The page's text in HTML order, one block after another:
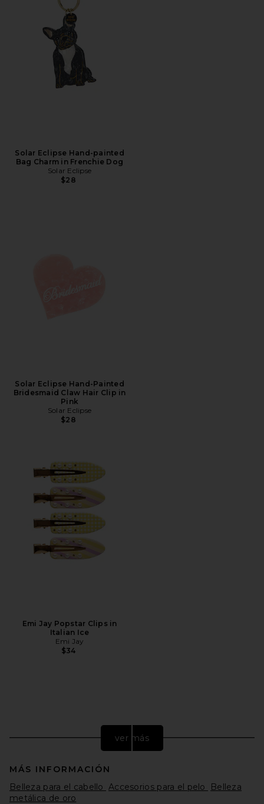
Solar Eclipse Hand-painted
Bag Charm in Frenchie Dog
Solar Eclipse
$28
Solar Eclipse Hand-Painted
Bridesmaid Claw Hair Clip in
Pink
Solar Eclipse
$28
Emi Jay Popstar Clips in
Italian Ice
Emi Jay
$34
ver más
MÁS INFORMACIÓN
Belleza para el cabello Accesorios para el pelo
Belleza
metálica de oro